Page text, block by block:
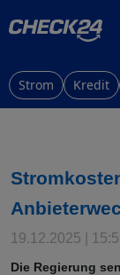
Strom Kredit
19.12.2025 |
Die Regierung